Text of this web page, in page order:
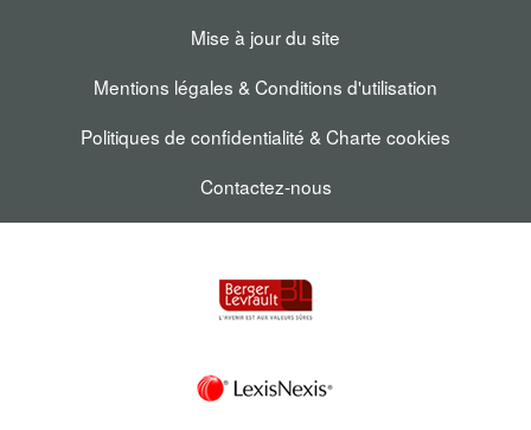
Mise à jour du site
Mentions légales & Conditions d'utilisation
Politiques de confidentialité & Charte cookies
Contactez-nous